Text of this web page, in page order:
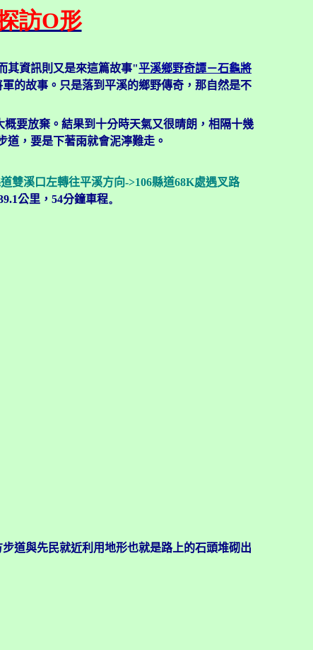
訪O形
其資訊則又是來這篇故事"平溪鄉野奇譚－石龜將
的故事。只是落到平溪的鄉野傳奇，那自然是不
要放棄。結果到十分時天氣又很晴朗，相隔十幾
，要是下著雨就會泥濘難走。
道雙溪口左轉往平溪方向->106縣道68K處遇叉路
公里，54分鐘車程。
道與先民就近利用地形也就是路上的石頭堆砌出